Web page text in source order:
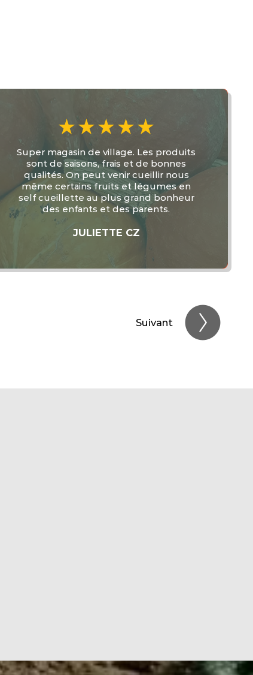
J'y vais régulièrement. Viande,
légumes, fromage, au top et bientôt
pour la cueillette même avec de la
misère pour marcher j'y retournerai un
plaisir d'y aller et reçu toujours avec le
sourire. merci a...
LEQUENNE
Suivant